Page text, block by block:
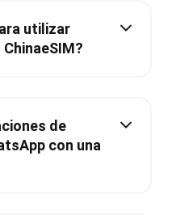
utilizar
de
con una